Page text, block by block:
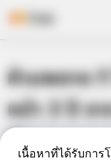
to
content
ห้ามพลาด
หน้า 3 ปี จ
ดังเนื้อหาที่ได้รับการ